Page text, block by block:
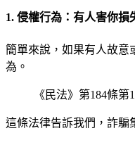
1. 侵權行為：有人害你損
簡單來說，如果有人故意
為。
《民法》第184條
這條法律告訴我們，詐騙